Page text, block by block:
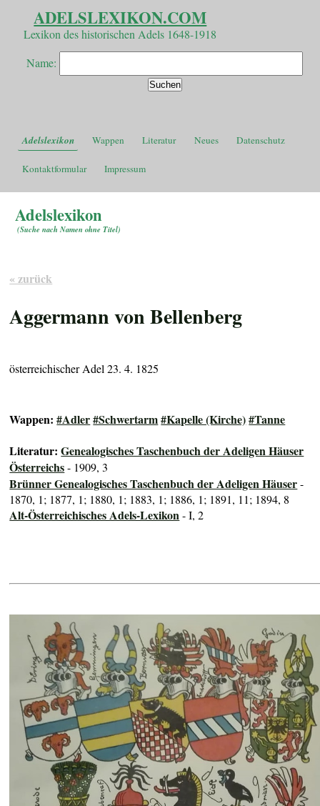
ADELSLEXIKON.COM
Lexikon des historischen Adels 1648-1918
Name:
Adelslexikon Wappen Literatur Neues Datenschutz
Kontaktformular Impressum
Adelslexikon
(Suche nach Namen ohne Titel)
« zurück
Aggermann von Bellenberg
österreichischer Adel 23. 4. 1825
Wappen:#Adler#Schwertarm#Kapelle (Kirche)#Tanne
Literatur:Genealogisches Taschenbuch der Adeligen Häuser
Österreichs- 1909, 3
Brünner Genealogisches Taschenbuch der Adeligen Häuser-
1870, 1; 1877, 1; 1880, 1; 1883, 1; 1886, 1; 1891, 11; 1894, 8
Alt-Österreichisches Adels-Lexikon - I, 2